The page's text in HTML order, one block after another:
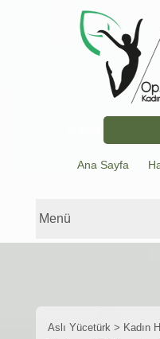
Ana Sayfa
Aslı Yücetürk> Kadın